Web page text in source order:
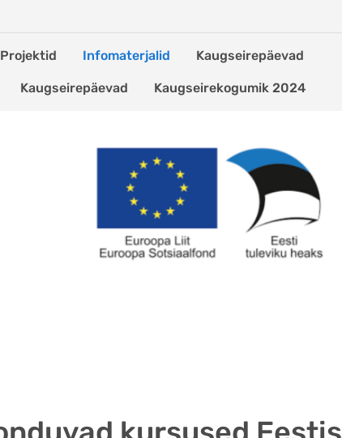
Projektid Infomaterjalid Kaugseirepäevad
Kaugseirepäevad Kaugseirekogumik 2024